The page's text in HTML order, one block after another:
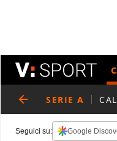
SERIE A
Seguici su: Google